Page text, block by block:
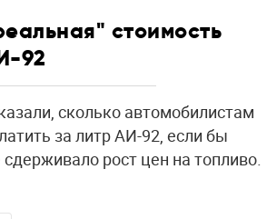
стоимость
92
сколько автомобилистам
за литр АИ-92, если бы
сдерживало рост цен на топливо.